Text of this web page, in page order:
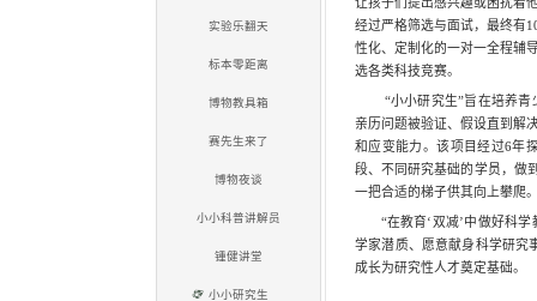
所在位置：首页>教育>
活动项目
自然研习派